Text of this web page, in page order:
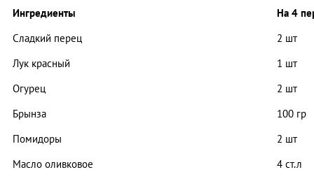
Ингредиенты
На 4
Сладкий перец
2 шт
Лук красный
1 шт
Огурец
2 шт
Брынза
100 гр
Помидоры
2 шт
Масло оливковое
4 ст.л